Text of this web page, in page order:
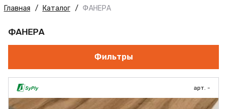
Главная Каталог ФАНЕРА
ФАНЕРА
Фильтры
арт. -